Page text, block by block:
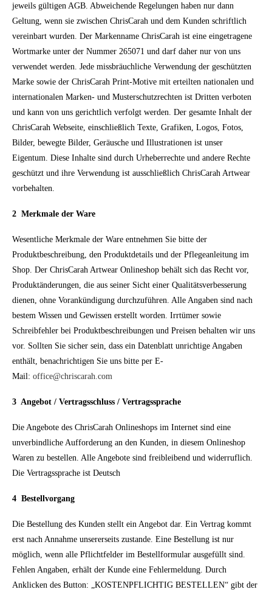
jeweils gültigen AGB. Abweichende Regelungen haben nur dann
Geltung, wenn sie zwischen ChrisCarah und dem Kunden schriftlich
vereinbart wurden. Der Markenname ChrisCarah ist eine eingetragene
Wortmarke unter der Nummer 265071 und darf daher nur von uns
verwendet werden. Jede missbräuchliche Verwendung der geschützten
Marke sowie der ChrisCarah Print-Motive mit erteilten nationalen und
internationalen Marken- und Musterschutzrechten ist Dritten verboten
und kann von uns gerichtlich verfolgt werden. Der gesamte Inhalt der
ChrisCarah Webseite, einschließlich Texte, Grafiken, Logos, Fotos,
Bilder, bewegte Bilder, Geräusche und Illustrationen ist unser
Eigentum. Diese Inhalte sind durch Urheberrechte und andere Rechte
geschützt und ihre Verwendung ist ausschließlich ChrisCarah Artwear
vorbehalten.
2 Merkmale der Ware
Wesentliche Merkmale der Ware entnehmen Sie bitte der
Produktbeschreibung, den Produktdetails und der Pflegeanleitung im
Shop. Der ChrisCarah Artwear Onlineshop behält sich das Recht vor,
Produktänderungen, die aus seiner Sicht einer Qualitätsverbesserung
dienen, ohne Vorankündigung durchzuführen. Alle Angaben sind nach
bestem Wissen und Gewissen erstellt worden. Irrtümer sowie
Schreibfehler bei Produktbeschreibungen und Preisen behalten wir uns
vor. Sollten Sie sicher sein, dass ein Datenblatt unrichtige Angaben
enthält, benachrichtigen Sie uns bitte per E-
Mail: office@chriscarah.com
3 Angebot / Vertragsschluss / Vertragssprache
Die Angebote des ChrisCarah Onlineshops im Internet sind eine
unverbindliche Aufforderung an den Kunden, in diesem Onlineshop
Waren zu bestellen. Alle Angebote sind freibleibend und widerruflich.
Die Vertragssprache ist Deutsch
4 Bestellvorgang
Die Bestellung des Kunden stellt ein Angebot dar. Ein Vertrag kommt
erst nach Annahme unsererseits zustande. Eine Bestellung ist nur
möglich, wenn alle Pflichtfelder im Bestellformular ausgefüllt sind.
Fehlen Angaben, erhält der Kunde eine Fehlermeldung. Durch
Anklicken des Button: „KOSTENPFLICHTIG BESTELLEN“ gibt der